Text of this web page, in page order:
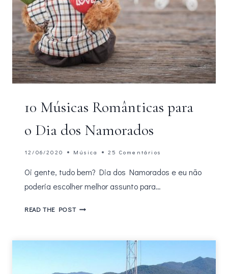
10 Músicas Românticas para
o Dia dos Namorados
12/06/2020 Música 25 Comentários
Oi gente, tudo bem? Dia dos Namorados e eu não
poderia escolher melhor assunto para…
READ THE POST10
PARA